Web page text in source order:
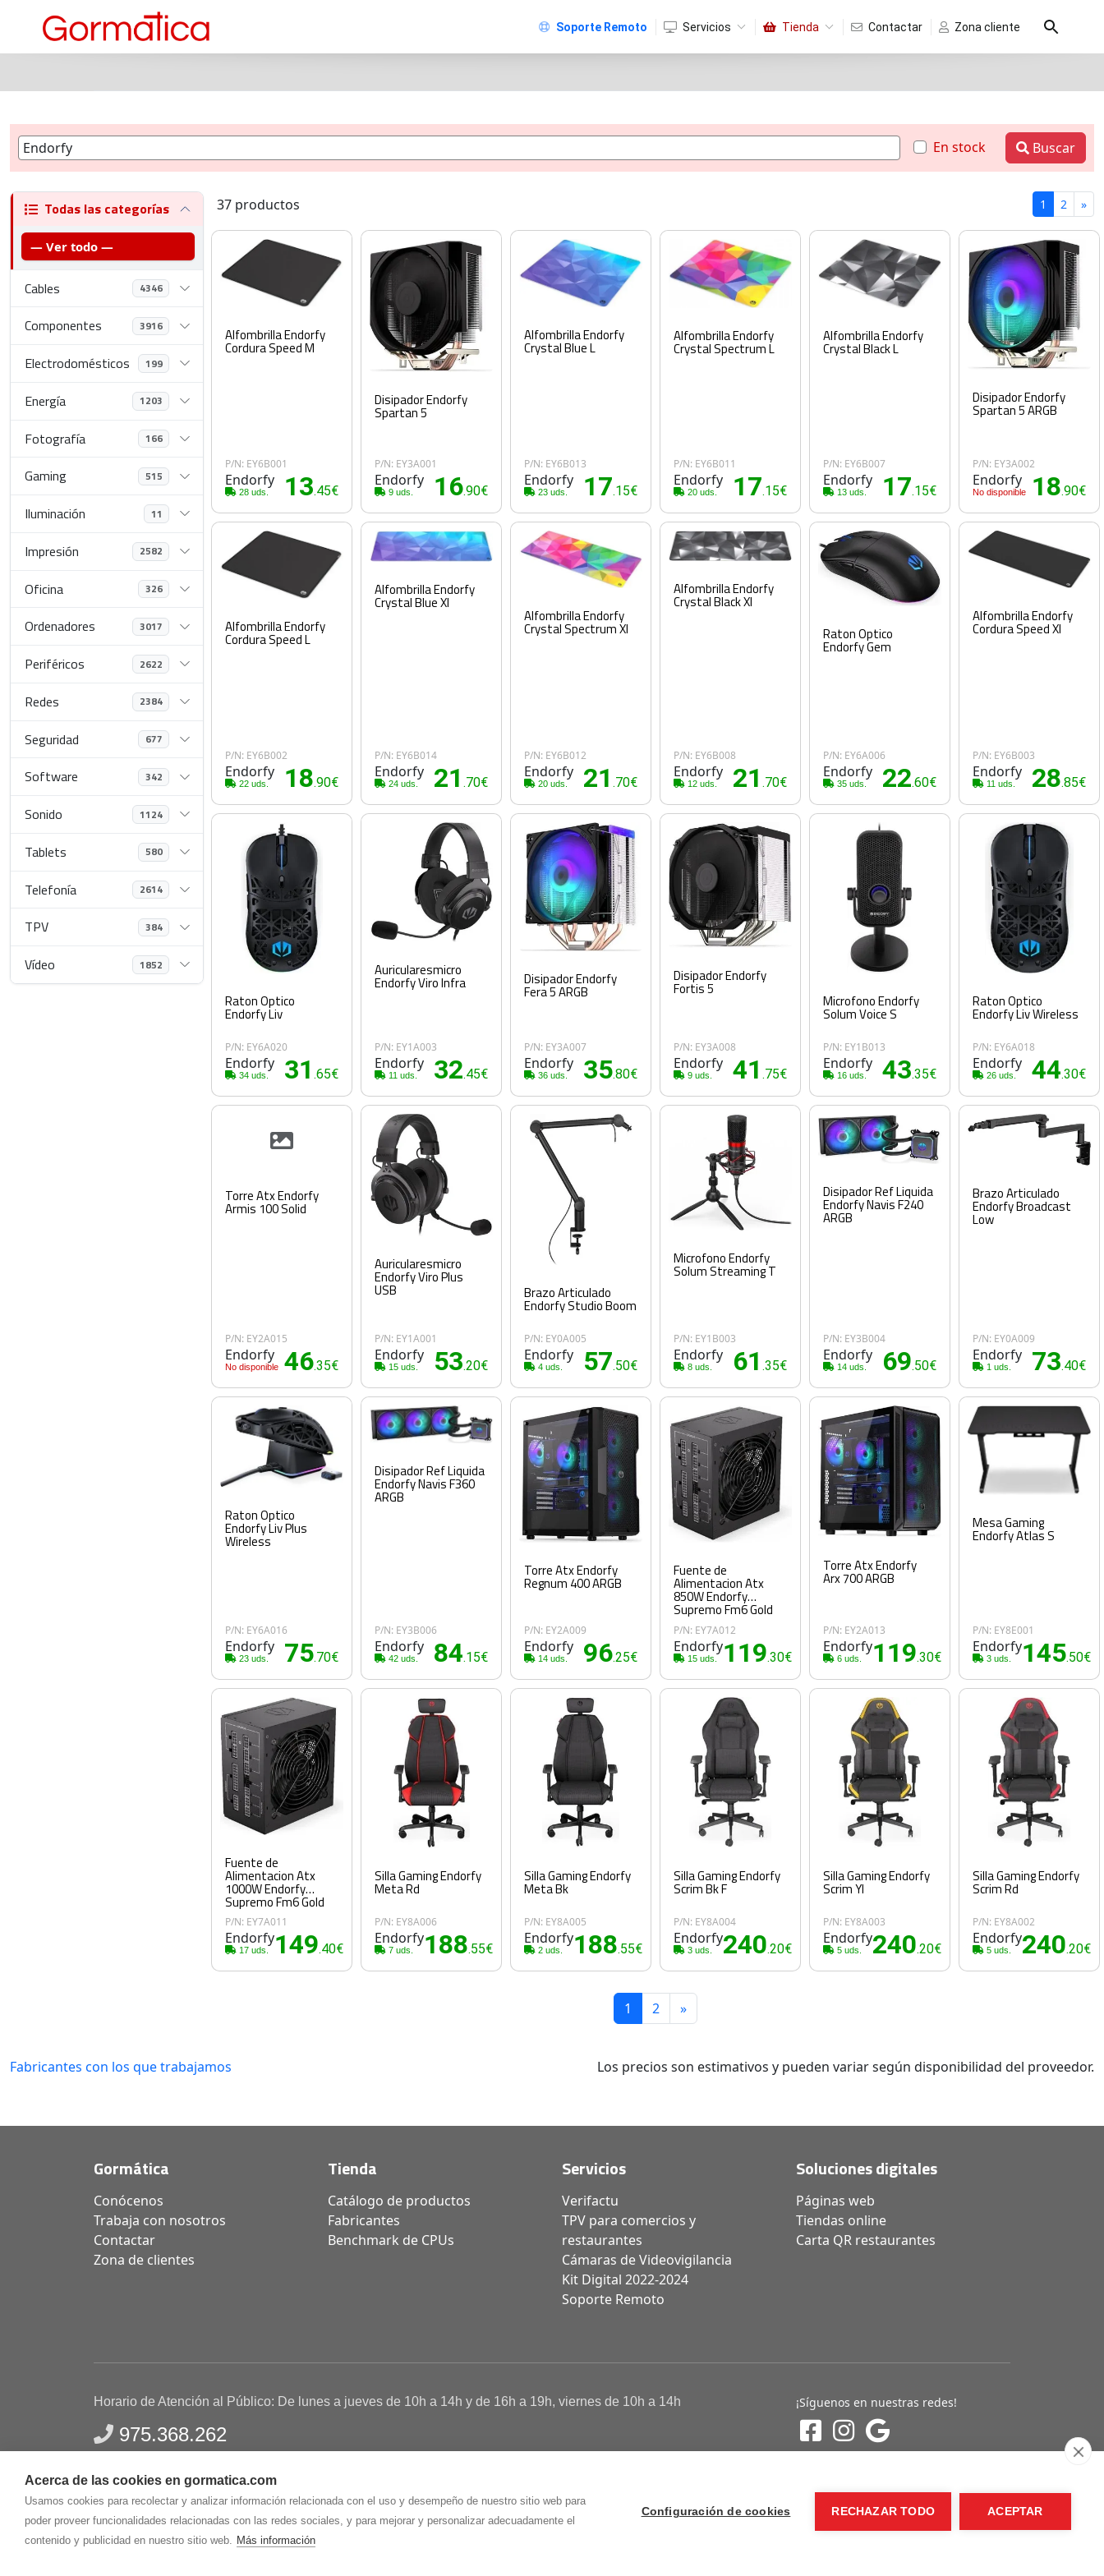
Acerca de las cookies en gormatica.com
Usamos cookies para recolectar y analizar información relacionada con el uso y desempeño de nuestro sitio web para
poder proveer funcionalidades relacionadas con las redes sociales, y para mejorar y personalizar adecuadamente el
contenido y publicidad en nuestro sitio web. Más información
Configuración de cookies RECHAZAR TODO ACEPTAR
Soporte Remoto Servicios Tienda Contactar Zona cliente
En stock Buscar
Todas las categorías
— Ver todo —
Cables 4346
Componentes 3916
Electrodomésticos 199
Energía 1203
Fotografía 166
Gaming 515
Iluminación 11
Impresión 2582
Oficina 326
Ordenadores 3017
Periféricos 2622
Redes 2384
Seguridad 677
Software 342
Sonido 1124
Tablets 580
Telefonía 2614
TPV 384
Vídeo 1852
37 productos 1 2 »
Alfombrilla Endorfy
Cordura Speed M
P/N: EY6B001
Endorfy
28 uds. 13.45€
Disipador Endorfy
Spartan 5
P/N: EY3A001
Endorfy
9 uds. 16.90€
Alfombrilla Endorfy
Crystal Blue L
P/N: EY6B013
Endorfy
23 uds. 17.15€
Alfombrilla Endorfy
Crystal Spectrum L
P/N: EY6B011
Endorfy
20 uds. 17.15€
Alfombrilla Endorfy
Crystal Black L
P/N: EY6B007
Endorfy
13 uds. 17.15€
Disipador Endorfy
Spartan 5 ARGB
P/N: EY3A002
Endorfy
No disponible 18.90€
Alfombrilla Endorfy
Cordura Speed L
P/N: EY6B002
Endorfy
22 uds. 18.90€
Alfombrilla Endorfy
Crystal Blue Xl
P/N: EY6B014
Endorfy
24 uds. 21.70€
Alfombrilla Endorfy
Crystal Spectrum Xl
P/N: EY6B012
Endorfy
20 uds. 21.70€
Alfombrilla Endorfy
Crystal Black Xl
P/N: EY6B008
Endorfy
12 uds. 21.70€
Raton Optico
Endorfy Gem
P/N: EY6A006
Endorfy
35 uds. 22.60€
Alfombrilla Endorfy
Cordura Speed Xl
P/N: EY6B003
Endorfy
11 uds. 28.85€
Raton Optico
Endorfy Liv
P/N: EY6A020
Endorfy
34 uds. 31.65€
Auricularesmicro
Endorfy Viro Infra
P/N: EY1A003
Endorfy
11 uds. 32.45€
Disipador Endorfy
Fera 5 ARGB
P/N: EY3A007
Endorfy
36 uds. 35.80€
Disipador Endorfy
Fortis 5
P/N: EY3A008
Endorfy
9 uds. 41.75€
Microfono Endorfy
Solum Voice S
P/N: EY1B013
Endorfy
16 uds. 43.35€
Raton Optico
Endorfy Liv Wireless
P/N: EY6A018
Endorfy
26 uds. 44.30€
Torre Atx Endorfy
Armis 100 Solid
P/N: EY2A015
Endorfy
No disponible 46.35€
Auricularesmicro
Endorfy Viro Plus
USB
P/N: EY1A001
Endorfy
15 uds. 53.20€
Brazo Articulado
Endorfy Studio Boom
P/N: EY0A005
Endorfy
4 uds. 57.50€
Microfono Endorfy
Solum Streaming T
P/N: EY1B003
Endorfy
8 uds. 61.35€
Disipador Ref Liquida
Endorfy Navis F240
ARGB
P/N: EY3B004
Endorfy
14 uds. 69.50€
Brazo Articulado
Endorfy Broadcast
Low
P/N: EY0A009
Endorfy
1 uds. 73.40€
Raton Optico
Endorfy Liv Plus
Wireless
P/N: EY6A016
Endorfy
23 uds. 75.70€
Disipador Ref Liquida
Endorfy Navis F360
ARGB
P/N: EY3B006
Endorfy
42 uds. 84.15€
Torre Atx Endorfy
Regnum 400 ARGB
P/N: EY2A009
Endorfy
14 uds. 96.25€
Fuente de
Alimentacion Atx
850W Endorfy
Supremo Fm6 Gold
P/N: EY7A012
Endorfy
15 uds. 119.30€
Torre Atx Endorfy
Arx 700 ARGB
P/N: EY2A013
Endorfy
6 uds. 119.30€
Mesa Gaming
Endorfy Atlas S
P/N: EY8E001
Endorfy
3 uds. 145.50€
Fuente de
Alimentacion Atx
1000W Endorfy
Supremo Fm6 Gold
P/N: EY7A011
Endorfy
17 uds. 149.40€
Silla Gaming Endorfy
Meta Rd
P/N: EY8A006
Endorfy
7 uds. 188.55€
Silla Gaming Endorfy
Meta Bk
P/N: EY8A005
Endorfy
2 uds. 188.55€
Silla Gaming Endorfy
Scrim Bk F
P/N: EY8A004
Endorfy
3 uds. 240.20€
Silla Gaming Endorfy
Scrim Yl
P/N: EY8A003
Endorfy
5 uds. 240.20€
Silla Gaming Endorfy
Scrim Rd
P/N: EY8A002
Endorfy
5 uds. 240.20€
1 2 »
Fabricantes con los que trabajamos Los precios son estimativos y pueden variar según disponibilidad del proveedor.
Gormática
Conócenos
Trabaja con nosotros
Contactar
Zona de clientes
Tienda
Catálogo de productos
Fabricantes
Benchmark de CPUs
Servicios
Verifactu
TPV para comercios y
restaurantes
Cámaras de Videovigilancia
Kit Digital 2022-2024
Soporte Remoto
Soluciones digitales
Páginas web
Tiendas online
Carta QR restaurantes
Horario de Atención al Público: De lunes a jueves de 10h a 14h y de 16h a 19h, viernes de 10h a 14h
975.368.262
Gormaz Informática S.L.C/ Soria, 2 - El Burgo de Osma (Soria)
¡Síguenos en nuestras redes!